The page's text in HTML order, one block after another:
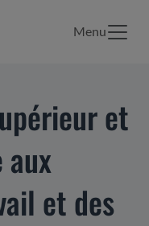
Menu
et
et des